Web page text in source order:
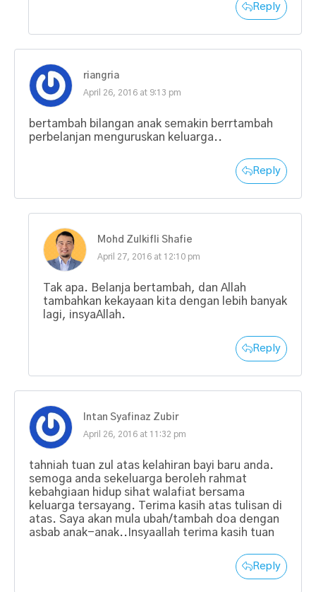
Reply
riangria
April 26, 2016 at 9:13 pm
bertambah bilangan anak semakin berrtambah
perbelanjan menguruskan keluarga..
Reply
Mohd Zulkifli Shafie
April 27, 2016 at 12:10 pm
Tak apa. Belanja bertambah, dan Allah
tambahkan kekayaan kita dengan lebih banyak
lagi, insyaAllah.
Reply
Intan Syafinaz Zubir
April 26, 2016 at 11:32 pm
tahniah tuan zul atas kelahiran bayi baru anda.
semoga anda sekeluarga beroleh rahmat
kebahgiaan hidup sihat walafiat bersama
keluarga tersayang. Terima kasih atas tulisan di
atas. Saya akan mula ubah/tambah doa dengan
asbab anak-anak..Insyaallah terima kasih tuan
Reply